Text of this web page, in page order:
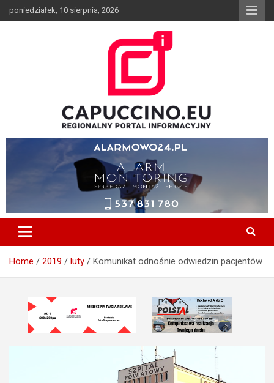
to
poniedziałek, 10 sierpnia, 2026
CAPUCCINO.EU – Regionalny
Portal Informacyjny
Wiadomości z Borzecin, Brzesko, Szczurowa, Dębno, Gnojnik,
Czchów, Iwkowa, Bochnia, Tarnów, Informator, Wypadek, Media,
Capuccino, Pożar
Home 2019 luty Komunikat odnośnie odwiedzin pacjentów